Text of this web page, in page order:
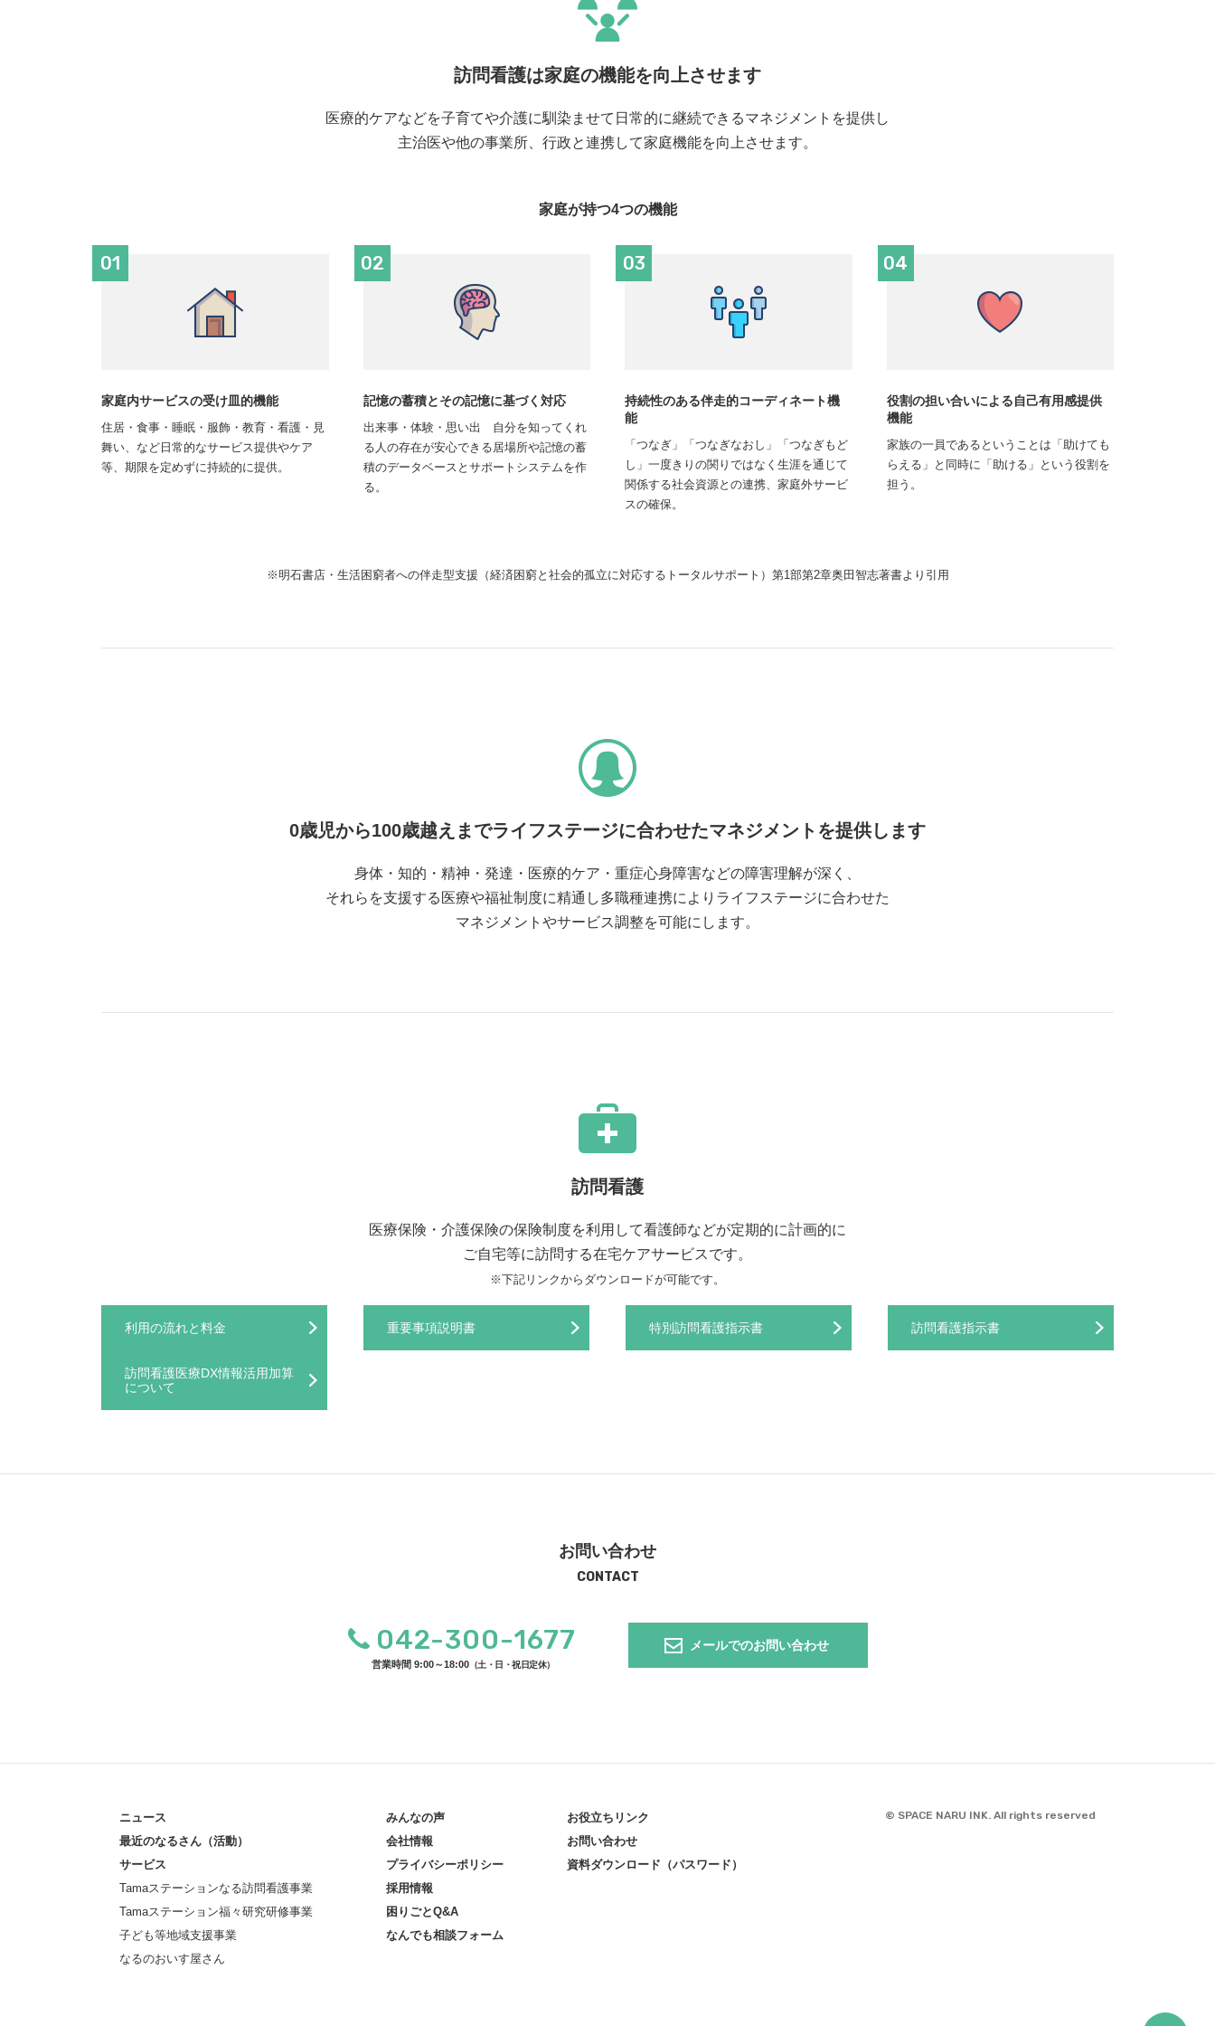
訪問看護は家庭の機能を向上させます
医療的ケアなどを子育てや介護に馴染ませて日常的に継続できるマネジメントを提供し
主治医や他の事業所、行政と連携して家庭機能を向上させます。
家庭が持つ4つの機能
01
家庭内サービスの受け皿的機能
住居・食事・睡眠・服飾・教育・看護・見
舞い、など日常的なサービス提供やケア
等、期限を定めずに持続的に提供。
02
記憶の蓄積とその記憶に基づく対応
出来事・体験・思い出 自分を知ってくれ
る人の存在が安心できる居場所や記憶の蓄
積のデータベースとサポートシステムを作
る。
03
持続性のある伴走的コーディネート機
能
「つなぎ」「つなぎなおし」「つなぎもど
し」一度きりの関りではなく生涯を通じて
関係する社会資源との連携、家庭外サービ
スの確保。
04
役割の担い合いによる自己有用感提供
機能
家族の一員であるということは「助けても
らえる」と同時に「助ける」という役割を
担う。
※明石書店・生活困窮者への伴走型支援（経済困窮と社会的孤立に対応するトータルサポート）第1部第2章奥田智志著書より引用
0歳児から100歳越えまでライフステージに合わせたマネジメントを提供します
身体・知的・精神・発達・医療的ケア・重症心身障害などの障害理解が深く、
それらを支援する医療や福祉制度に精通し多職種連携によりライフステージに合わせた
マネジメントやサービス調整を可能にします。
訪問看護
医療保険・介護保険の保険制度を利用して看護師などが定期的に計画的に
ご自宅等に訪問する在宅ケアサービスです。
※下記リンクからダウンロードが可能です。
利用の流れと料金 重要事項説明書 特別訪問看護指示書 訪問看護指示書
訪問看護医療DX情報活用加算
について
お問い合わせ
CONTACT
042-300-1677
営業時間 9:00～18:00（土・日・祝日定休）
メールでのお問い合わせ
ニュース
最近のなるさん（活動）
サービス
Tamaステーションなる訪問看護事業
Tamaステーション福々研究研修事業
子ども等地域支援事業
なるのおいす屋さん
みんなの声
会社情報
プライバシーポリシー
採用情報
困りごとQ&A
なんでも相談フォーム
お役立ちリンク
お問い合わせ
資料ダウンロード（パスワード）
© SPACE NARU INK. All rights reserved